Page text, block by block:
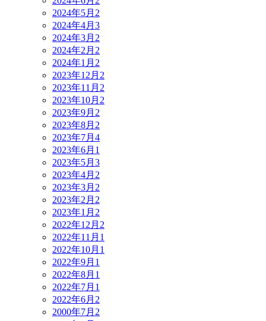
2024年5月 2
2024年4月 3
2024年3月 2
2024年2月 2
2024年1月 2
2023年12月 2
2023年11月 2
2023年10月 2
2023年9月 2
2023年8月 2
2023年7月 4
2023年6月 1
2023年5月 3
2023年4月 2
2023年3月 2
2023年2月 2
2023年1月 2
2022年12月 2
2022年11月 1
2022年10月 1
2022年9月 1
2022年8月 1
2022年7月 1
2022年6月 2
2000年7月 2